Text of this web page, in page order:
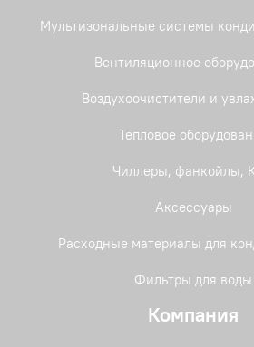
Мультизональные системы
Вентиляционное
Воздухоочистители и
Тепловое
Чиллеры, фанкойлы,
Аксессуары
Расходные материалы для
Фильтры для воды
Компания